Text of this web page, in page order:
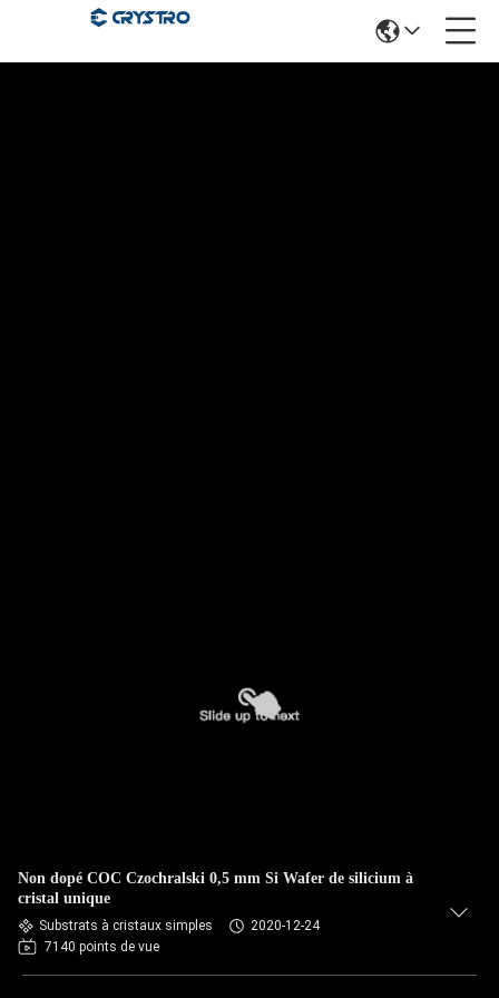
Non dopé COC Czochralski 0,5 mm Si Wafer de silicium à
cristal unique
Substrats à cristaux simples
2020-12-24
7140 points de vue